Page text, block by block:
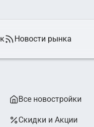
Новости рынка
Все новостройки
Скидки и Акции